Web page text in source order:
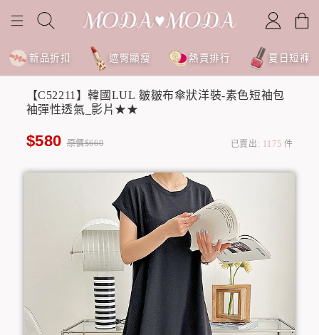
新品折扣 遮臀顯瘦 熱賣排行 夏日短褲
【C52211】韓國LUL 皺皺布傘狀洋裝-素色短袖包
袖彈性透氣_影片★★
$580 原價$660 已賣出: 1175 件